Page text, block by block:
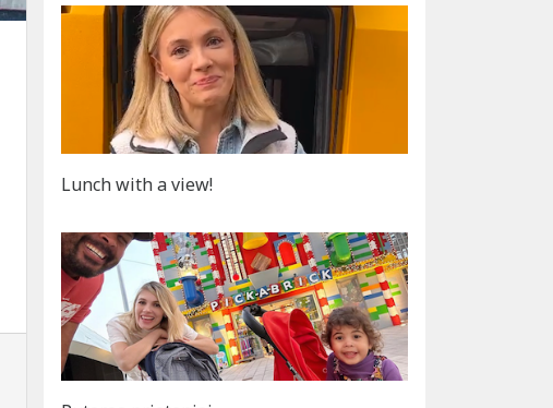
Lunch with a view!